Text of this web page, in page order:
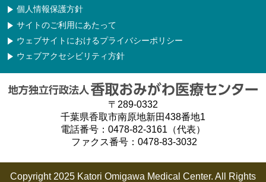
個人情報保護方針
サイトのご利用にあたって
ウェブサイトにおけるプライバシーポリシー
ウェブアクセシビリティ方針
〒289-0332
千葉県香取市南原地新田438番地1
電話番号：0478-82-3161（代表）
ファクス番号：0478-83-3032
Copyright 2025 Katori Omigawa Medical Center. All Rights